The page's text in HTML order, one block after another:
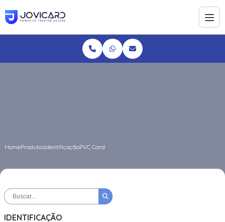
HomeProdutosIdentificaçãoPVC Card
IDENTIFICAÇÃO